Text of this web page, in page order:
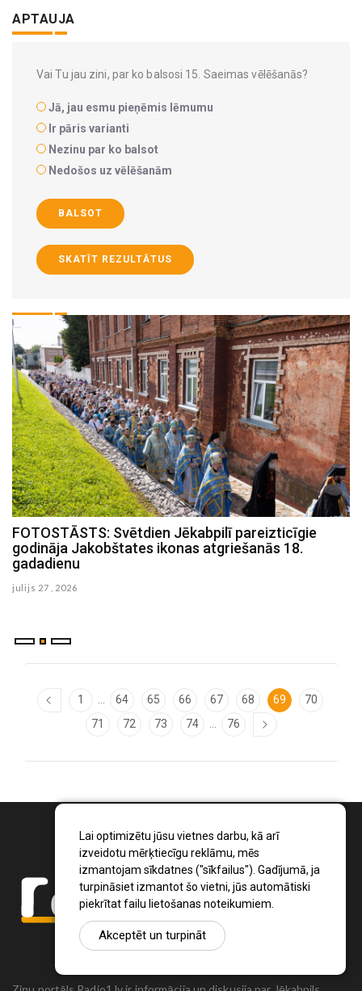
Lai optimizētu jūsu vietnes darbu, kā arī
izveidotu mērķtiecīgu reklāmu, mēs
izmantojam sīkdatnes ("sīkfailus"). Gadījumā, ja
turpināsiet izmantot šo vietni, jūs automātiski
piekrītat failu lietošanas noteikumiem.
Akceptēt un turpināt
APTAUJA
Vai Tu jau zini, par ko balsosi 15. Saeimas vēlēšanās?
Jā, jau esmu pieņēmis lēmumu
Ir pāris varianti
Nezinu par ko balsot
Nedošos uz vēlēšanām
BALSOT
SKATĪT REZULTĀTUS
FOTOSTĀSTS: Zinātnes pikniks Strūves parkā
julijs 19 , 2026
1 64 65 66 67 68 69
70
71
72 73 74 76